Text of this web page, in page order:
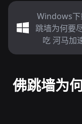
Windows下
跳墙为何要
吃 河马加
佛跳墙为